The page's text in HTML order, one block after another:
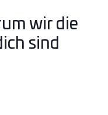
wir die
sind